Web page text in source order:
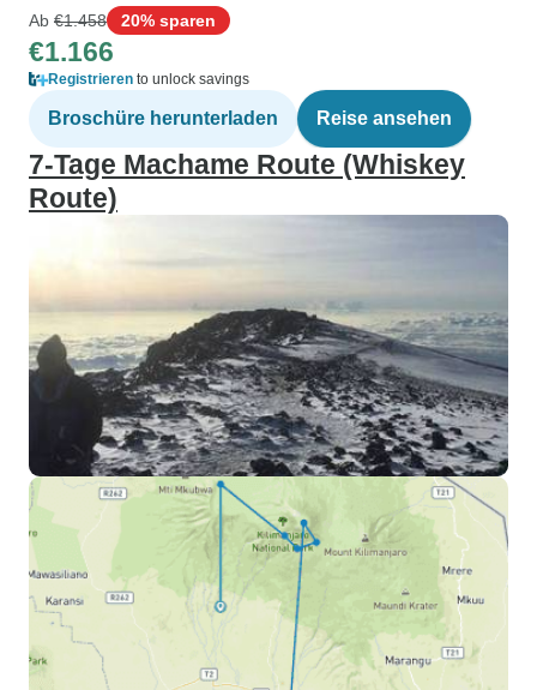
Ab €1.458 20% sparen
€1.166
Registrieren to unlock savings
Broschüre herunterladen Reise ansehen
7-Tage Machame Route (Whiskey
Route)